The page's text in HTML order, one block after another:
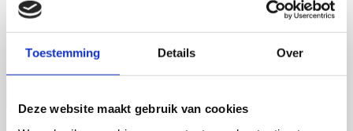
Toestemming Details Over
Deze website maakt gebruik van cookies
Vera Weijer
Open Ebook